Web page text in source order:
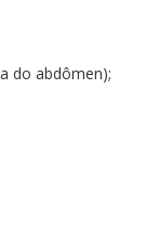
do abdômen);